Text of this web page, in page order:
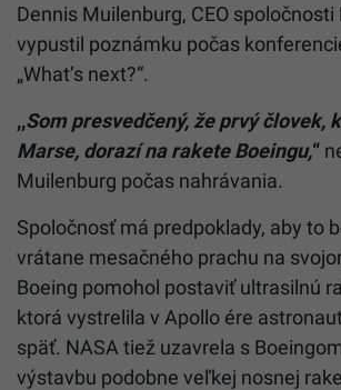
Dennis Muilenburg, CEO
vypustil poznámku počas
„What’s next?“.
,,Som presvedčený, že prvý človek,
Marse, dorazí na rakete Boeingu,“
Muilenburg počas nahrávania.
Spoločnosť má predpoklady, aby to
vrátane mesačného prachu na
Boeing pomohol postaviť ultrasilnú
ktorá vystrelila v Apollo ére
späť. NASA tiež uzavrela s
výstavbu podobne veľkej nosnej